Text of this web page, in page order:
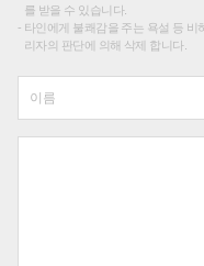
를 받을 수 있습니다.
타인에게 불쾌감을 주는 욕설 등
리자의 판단에 의해 삭제 합니다.